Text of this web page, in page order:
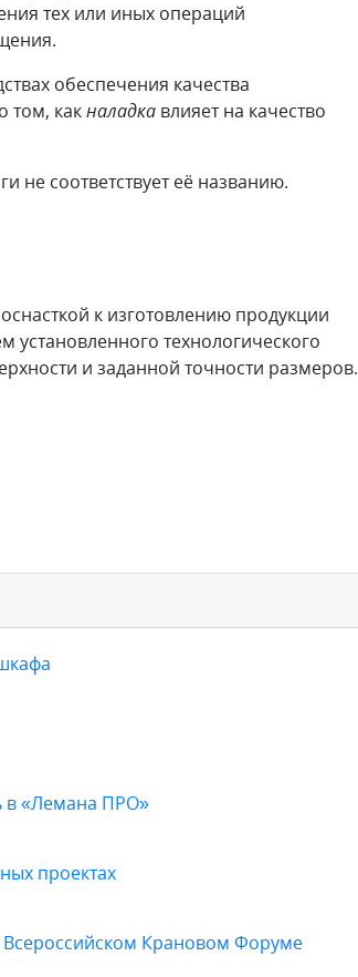
тех или иных операций
обеспечения качества
том, какналадка влияет на качество
не соответствует её названию.
к изготовлению продукции
установленного технологического
и заданной точности размеров.
в «Лемана ПРО»
проектах
Всероссийском Крановом Форуме